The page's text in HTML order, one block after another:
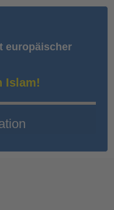
europäischer
Islam!